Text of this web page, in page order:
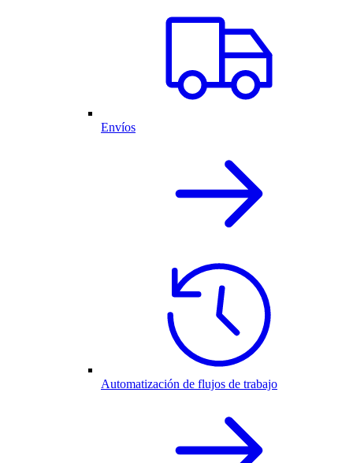
Envíos
Automatización de flujos de trabajo